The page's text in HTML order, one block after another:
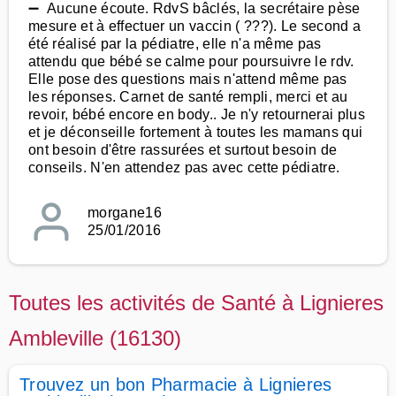
➖ Aucune écoute. RdvS bâclés, la secrétaire pèse
mesure et à effectuer un vaccin ( ???). Le second a
été réalisé par la pédiatre, elle n'a même pas
attendu que bébé se calme pour poursuivre le rdv.
Elle pose des questions mais n'attend même pas
les réponses. Carnet de santé rempli, merci et au
revoir, bébé encore en body.. Je n'y retournerai plus
et je déconseille fortement à toutes les mamans qui
ont besoin d'être rassurées et surtout besoin de
conseils. N'en attendez pas avec cette pédiatre.
morgane16
25/01/2016
Toutes les activités de Santé à Lignieres
Ambleville (16130)
Trouvez un bon Pharmacie à Lignieres